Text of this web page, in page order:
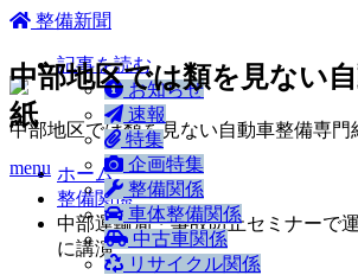
ホーム
記事を読む
お知らせ
速報
特集
企画特集
整備関係
車体整備関係
中古車関係
リサイクル関係
整備新聞
中部地区では類を見ない
紙
menu
中部地区では類を見ない自動車整備専門
ホーム
整備関係
中部運輸局・事故防止セミナーで
に講演